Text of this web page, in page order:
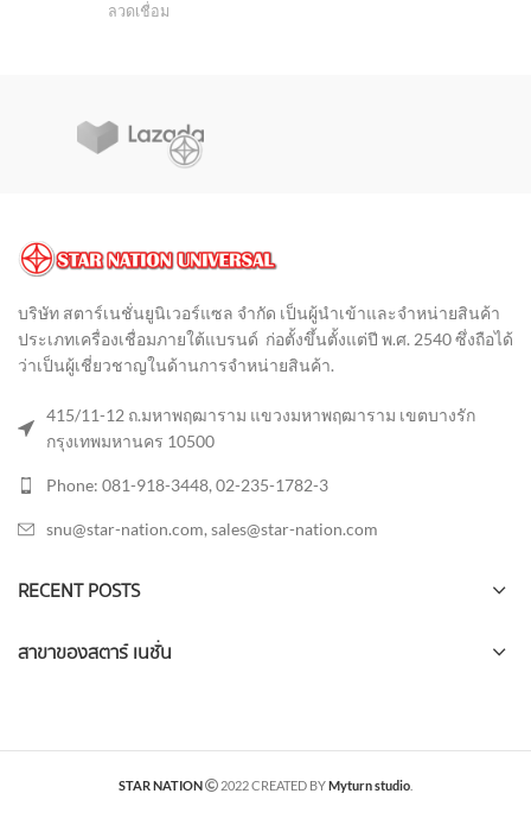
ลวดเชื่อม
บริษัท สตาร์เนชั่นยูนิเวอร์แซล จำกัด เป็นผู้นำเข้าและจำหน่ายสินค้า
ประเภทเครื่องเชื่อมภายใต้แบรนด์ ก่อตั้งขึ้นตั้งแต่ปี พ.ศ. 2540 ซึ่งถือได้
ว่าเป็นผู้เชี่ยวชาญในด้านการจำหน่ายสินค้า.
415/11-12 ถ.มหาพฤฒาราม แขวงมหาพฤฒาราม เขตบางรัก
กรุงเทพมหานคร 10500
Phone: 081-918-3448, 02-235-1782-3
snu@star-nation.com, sales@star-nation.com
RECENT POSTS
สาขาของสตาร์ เนชั่น
STAR NATION 2022 CREATED BYMyturn studio